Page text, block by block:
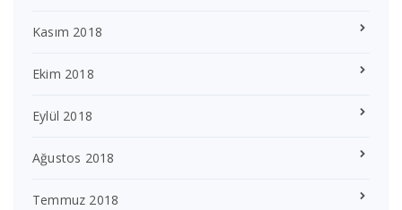
Kasım 2018
Ekim 2018
Eylül 2018
Ağustos 2018
Temmuz 2018